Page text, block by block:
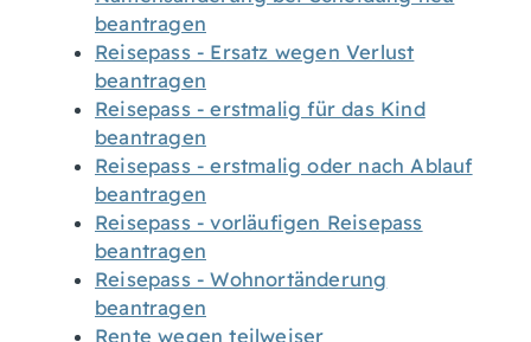
beantragen
Reisepass - Ersatz wegen Verlust
beantragen
Reisepass - erstmalig für das Kind
beantragen
Reisepass - erstmalig oder nach Ablauf
beantragen
Reisepass - vorläufigen Reisepass
beantragen
Reisepass - Wohnortänderung
beantragen
Rente wegen teilweiser